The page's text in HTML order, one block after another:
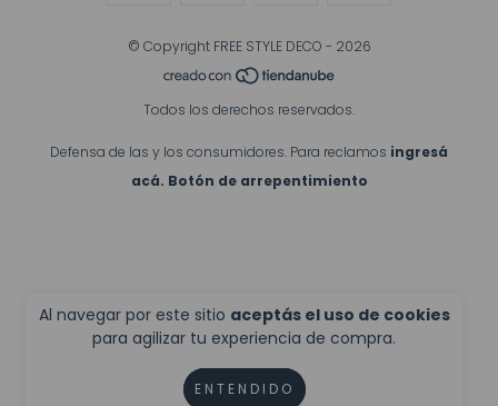
Al navegar por este sitio aceptás el uso de cookies
para agilizar tu experiencia de compra.
ENTENDIDO
© Copyright FREE STYLE DECO - 2026
Todos los derechos reservados.
Defensa de las y los consumidores. Para reclamos ingresá
acá. Botón de arrepentimiento